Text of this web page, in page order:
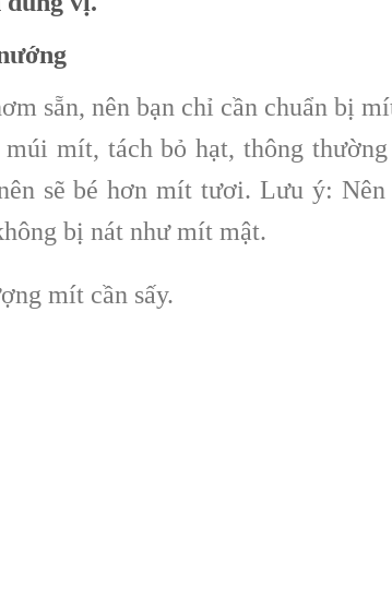
sẵn, nên bạn chỉ cần chuẩn bị
mít, tách bỏ hạt, thông thường
sẽ bé hơn mít tươi. Lưu ý: Nên
bị nát như mít mật.
mít cần sấy.